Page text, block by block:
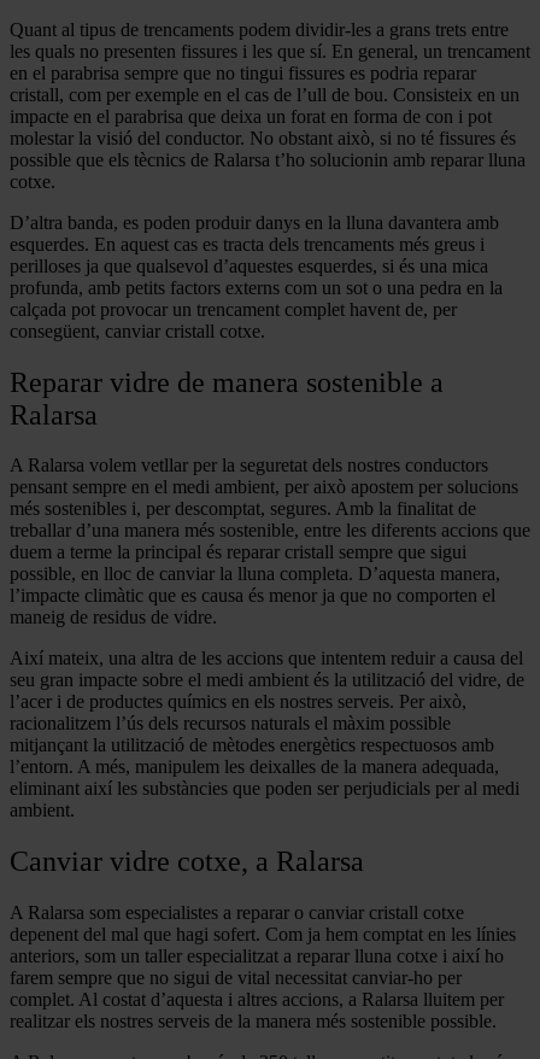
Quant al tipus de trencaments podem dividir-les a grans trets entre
les quals no presenten fissures i les que sí. En general, un trencament
en el parabrisa sempre que no tingui fissures es podria reparar
cristall, com per exemple en el cas de l’ull de bou. Consisteix en un
impacte en el parabrisa que deixa un forat en forma de con i pot
molestar la visió del conductor. No obstant això, si no té fissures és
possible que els tècnics de Ralarsa t’ho solucionin amb reparar lluna
cotxe.
D’altra banda, es poden produir danys en la lluna davantera amb
esquerdes. En aquest cas es tracta dels trencaments més greus i
perilloses ja que qualsevol d’aquestes esquerdes, si és una mica
profunda, amb petits factors externs com un sot o una pedra en la
calçada pot provocar un trencament complet havent de, per
consegüent, canviar cristall cotxe.
Reparar vidre de manera sostenible a
Ralarsa
A Ralarsa volem vetllar per la seguretat dels nostres conductors
pensant sempre en el medi ambient, per això apostem per solucions
més sostenibles i, per descomptat, segures. Amb la finalitat de
treballar d’una manera més sostenible, entre les diferents accions que
duem a terme la principal és reparar cristall sempre que sigui
possible, en lloc de canviar la lluna completa. D’aquesta manera,
l’impacte climàtic que es causa és menor ja que no comporten el
maneig de residus de vidre.
Així mateix, una altra de les accions que intentem reduir a causa del
seu gran impacte sobre el medi ambient és la utilització del vidre, de
l’acer i de productes químics en els nostres serveis. Per això,
racionalitzem l’ús dels recursos naturals el màxim possible
mitjançant la utilització de mètodes energètics respectuosos amb
l’entorn. A més, manipulem les deixalles de la manera adequada,
eliminant així les substàncies que poden ser perjudicials per al medi
ambient.
Canviar vidre cotxe, a Ralarsa
A Ralarsa som especialistes a reparar o canviar cristall cotxe
depenent del mal que hagi sofert. Com ja hem comptat en les línies
anteriors, som un taller especialitzat a reparar lluna cotxe i així ho
farem sempre que no sigui de vital necessitat canviar-ho per
complet. Al costat d’aquesta i altres accions, a Ralarsa lluitem per
realitzar els nostres serveis de la manera més sostenible possible.